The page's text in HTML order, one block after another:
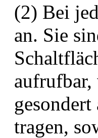
(2) Bei
an. Sie
aufrufbar,
tragen,